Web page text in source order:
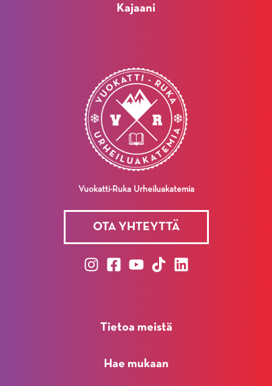
Kajaani
Vuokatti-Ruka Urheiluakatemia
OTA YHTEYTTÄ
Tietoa meistä
Hae mukaan